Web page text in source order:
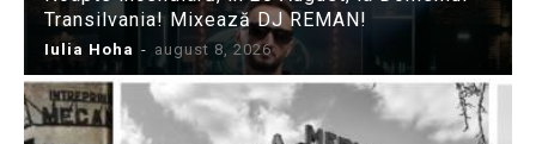
Transilvania! Mixează DJ REMAN!
Iulia Hoha - august 8, 2026